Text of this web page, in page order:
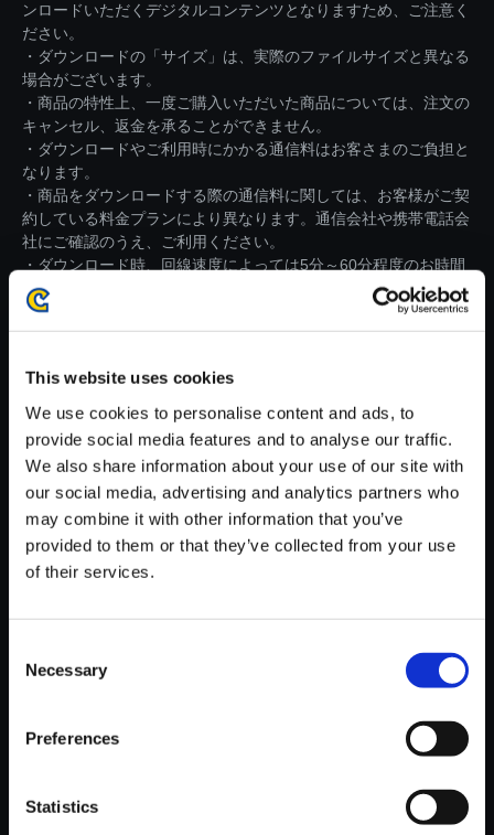
This website uses cookies
We use cookies to personalise content and ads, to
provide social media features and to analyse our traffic.
We also share information about your use of our site with
our social media, advertising and analytics partners who
may combine it with other information that you’ve
provided to them or that they’ve collected from your use
of their services.
Selection
Necessary
Preferences
Statistics
ンロードいただくデジタルコンテンツとなりますため、ご注意く
ださい。
・ダウンロードの「サイズ」は、実際のファイルサイズと異なる
場合がございます。
・商品の特性上、一度ご購入いただいた商品については、注文の
キャンセル、返金を承ることができません。
・ダウンロードやご利用時にかかる通信料はお客さまのご負担と
なります。
・商品をダウンロードする際の通信料に関しては、お客様がご契
約している料金プランにより異なります。通信会社や携帯電話会
社にご確認のうえ、ご利用ください。
・ダウンロード時、回線速度によっては5分～60分程度のお時間
がかかる場合がございます。
※ご購入いただいたファイルのダウンロードの際には、通信環境
が安定しているWifi環境でお試しください。
【単曲】バイオハザード7 レジ
デント イービル オリジナル・サ
ウンドトラック Garage
おすすめ商品